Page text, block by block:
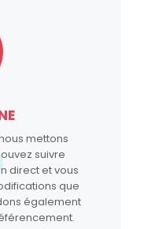
mettons
suivre
direct et vous
que
également